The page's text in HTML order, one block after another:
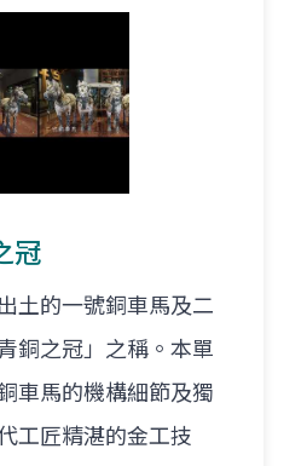
冠
土的一號銅車馬及二
銅之冠」之稱。本單
車馬的機構細節及獨
工匠精湛的金工技